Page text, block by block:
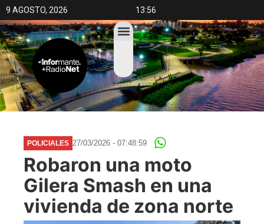
9 AGOSTO, 2026 13:56
POLICIALES 27/03/2026 - 07:48:59
Robaron una moto
Gilera Smash en una
vivienda de zona norte